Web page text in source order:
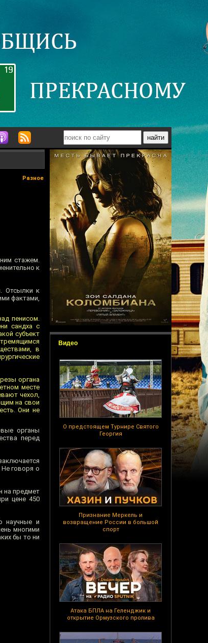
Видео
О предстоящем Турнире Святого
Георгия
Признание Меркель и
возвращение России в большой
спорт
Атака БПЛА на Геленджик и
открытие Ормузского пролива
Разное
стажем.
к
Отсылки к
фактами,
пенисом.
сандха с
субъект
в
органа
месте
чехол,
на свои
Они не
органы
перед
говоря о
на предмет
цене 450
научные и
многими
бы то ни